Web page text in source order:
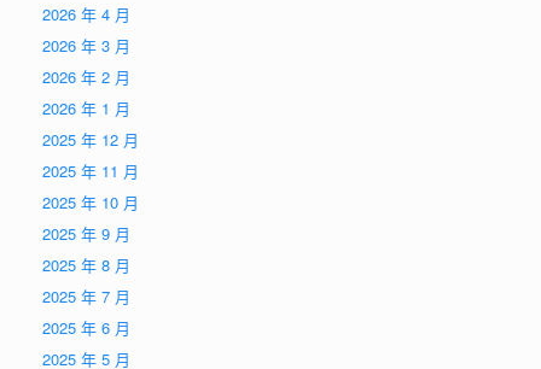
2026 年 4 月
2026 年 3 月
2026 年 2 月
2026 年 1 月
2025 年 12 月
2025 年 11 月
2025 年 10 月
2025 年 9 月
2025 年 8 月
2025 年 7 月
2025 年 6 月
2025 年 5 月